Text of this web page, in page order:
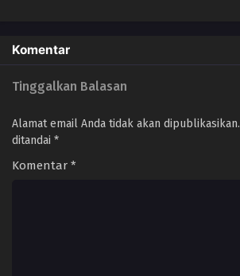
Komentar
Tinggalkan Balasan
Alamat email Anda tidak akan dipublikasikan.
ditandai *
Komentar *